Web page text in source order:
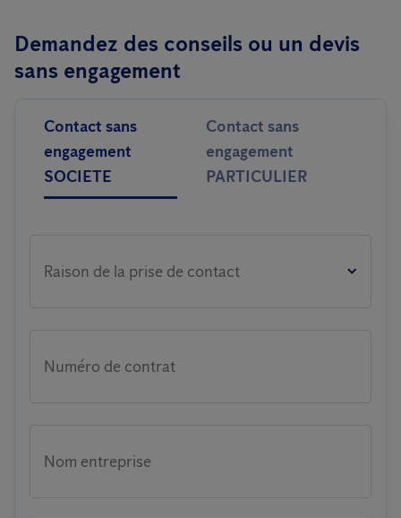
Belgique.
Demandez des conseils ou un devis
sans engagement
Contact sans
engagement
SOCIETE
Contact sans
engagement
PARTICULIER
Raison de la prise de contact
Numéro de contrat
Nom entreprise